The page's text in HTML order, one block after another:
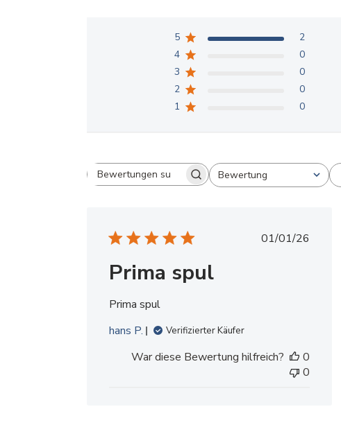
5
2
4
0
3
0
2
0
1
0
Bewertungen suchen
Bewertung
Alle Bewertungen
V
01/01/26
Prima spul
Prima spul
hans P.
Verifizierter Käufer
War diese Bewertung hilfreich?
0
0